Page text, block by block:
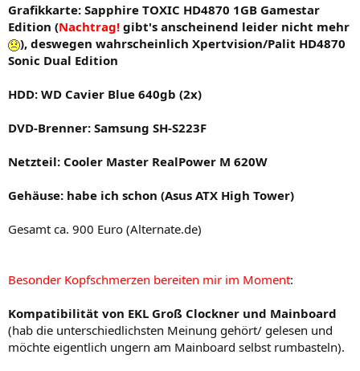
Grafikkarte: Sapphire TOXIC HD4870 1GB Gamestar
Edition (Nachtrag! gibt's anscheinend leider nicht mehr
), deswegen wahrscheinlich Xpertvision/Palit HD4870
Sonic Dual Edition
HDD: WD Cavier Blue 640gb (2x)
DVD-Brenner: Samsung SH-S223F
Netzteil: Cooler Master RealPower M 620W
Gehäuse: habe ich schon (Asus ATX High Tower)
Gesamt ca. 900 Euro (Alternate.de)
Besonder Kopfschmerzen bereiten mir im Moment:
Kompatibilität von EKL Groß Clockner und Mainboard
(hab die unterschiedlichsten Meinung gehört/ gelesen und
möchte eigentlich ungern am Mainboard selbst rumbasteln).